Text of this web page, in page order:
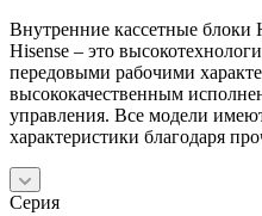
Внутренние кассетные
Hisense – это
передовыми рабочими
высококачественным
управления. Все модели
характеристики благодаря
Серия